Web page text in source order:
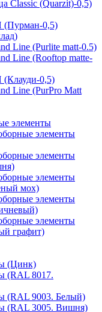
Classic (Quarzit)-0,5)
(Пурман-0,5)
Line (Purlite matt-0.5)
Line (Rooftop matte-
0,5)
Line (PurPro Matt
элементы
элементы
элементы
элементы
мох)
элементы
элементы
графит)
(Цинк)
(RAL 8017.
(RAL 9003. Белый)
(RAL 3005. Вишня)